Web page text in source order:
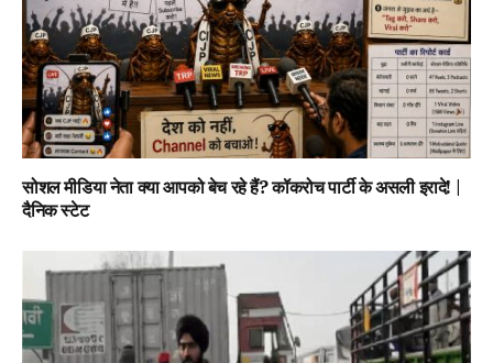
सोशल मीडिया नेता क्या आपको बेच रहे हैं? कॉकरोच पार्टी के असली इरादे! |
दैनिक स्टेट